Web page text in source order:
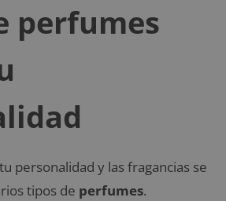
perfumes
personalidad y las fragancias se
tipos de perfumes.